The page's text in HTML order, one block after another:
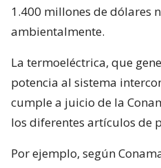
1.400 millones de dólares
ambientalmente.
La termoeléctrica, que
potencia al sistema
cumple a juicio de la
los diferentes artículos de
Por ejemplo, según